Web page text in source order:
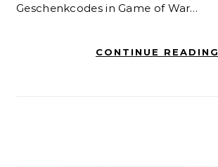
Geschenkcodes in Game of War…
CONTINUE READING